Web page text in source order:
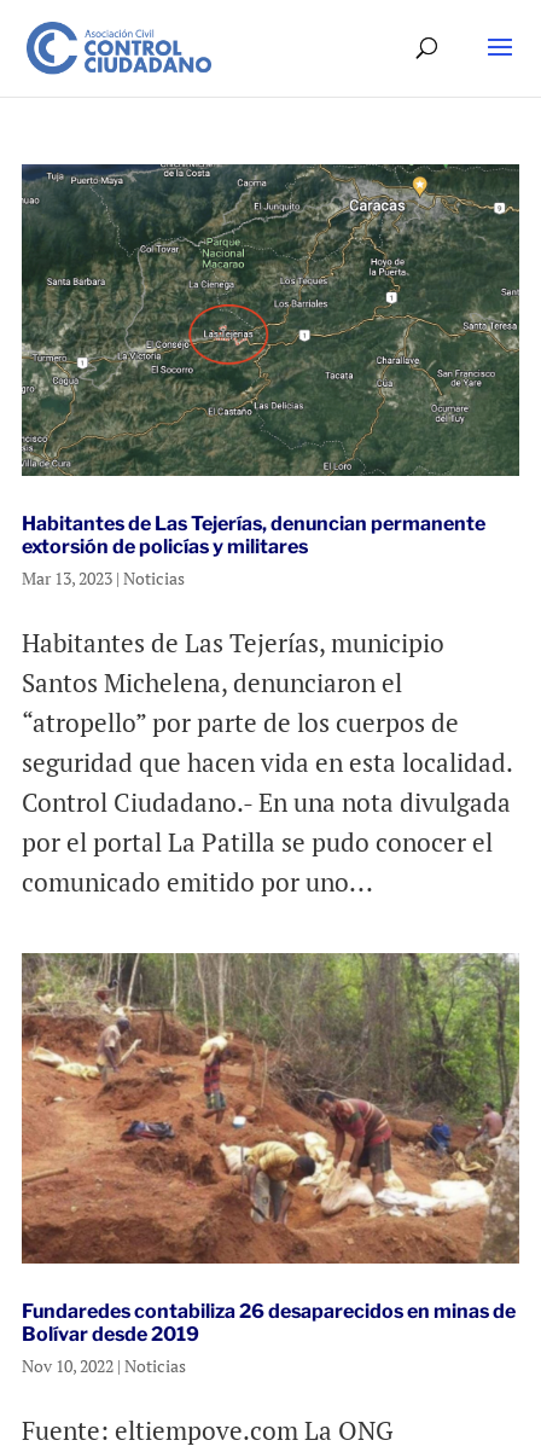
Habitantes de Las Tejerías, denuncian permanente
extorsión de policías y militares
Mar 13, 2023| Noticias
Habitantes de Las Tejerías, municipio
Santos Michelena, denunciaron el
“atropello” por parte de los cuerpos de
seguridad que hacen vida en esta localidad.
Control Ciudadano.- En una nota divulgada
por el portal La Patilla se pudo conocer el
comunicado emitido por uno...
Fundaredes contabiliza 26 desaparecidos en minas de
Bolívar desde 2019
Nov 10, 2022| Noticias
Fuente: eltiempove.com La ONG